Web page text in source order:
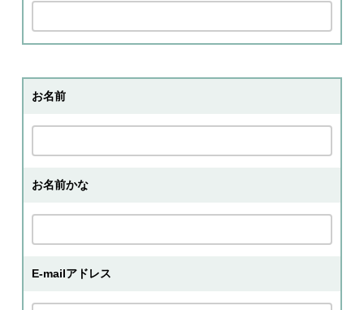
お名前
お名前かな
E-mailアドレス